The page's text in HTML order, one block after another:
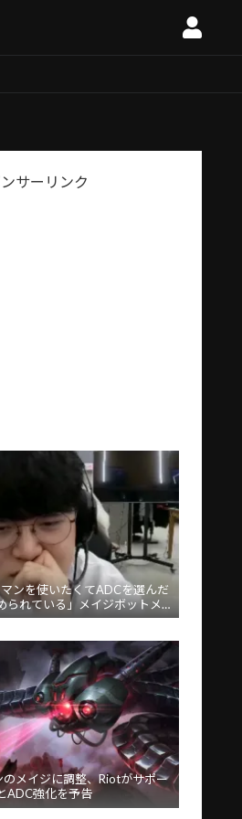
サーリンク
ンを使いたくてADCを選んだ
られている」メイジボットメ
メイジに調整、Riotがサポー
ADC強化を予告